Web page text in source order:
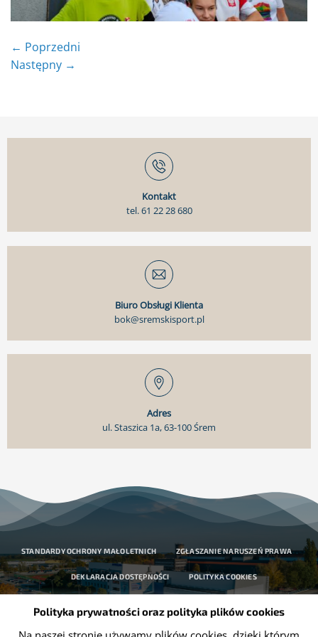
← Poprzedni
Następny →
Kontakt
tel. 61 22 28 680
Biuro Obsługi Klienta
bok@sremskisport.pl
Adres
ul. Staszica 1a, 63-100 Śrem
STANDARDY OCHRONY MAŁOLETNICH ZGŁASZANIE NARUSZEŃ PRAWA
DEKLARACJA DOSTĘPNOŚCI POLITYKA COOKIES
Polityka prywatności oraz polityka plików cookies